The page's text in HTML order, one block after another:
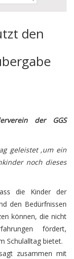
den
der GGS
geleistet ,um ein
noch dieses
die Kinder der
den Bedürfnissen
können, die nicht
fördert,
Schulalltag bietet.
zusammen mit